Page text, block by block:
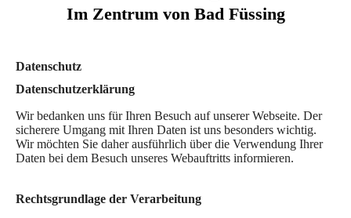
Im Zentrum von Bad Füssing
Datenschutz
Datenschutzerklärung
Wir bedanken uns für Ihren Besuch auf unserer Webseite. Der
sicherere Umgang mit Ihren Daten ist uns besonders wichtig.
Wir möchten Sie daher ausführlich über die Verwendung Ihrer
Daten bei dem Besuch unseres Webauftritts informieren.
Rechtsgrundlage der Verarbeitung